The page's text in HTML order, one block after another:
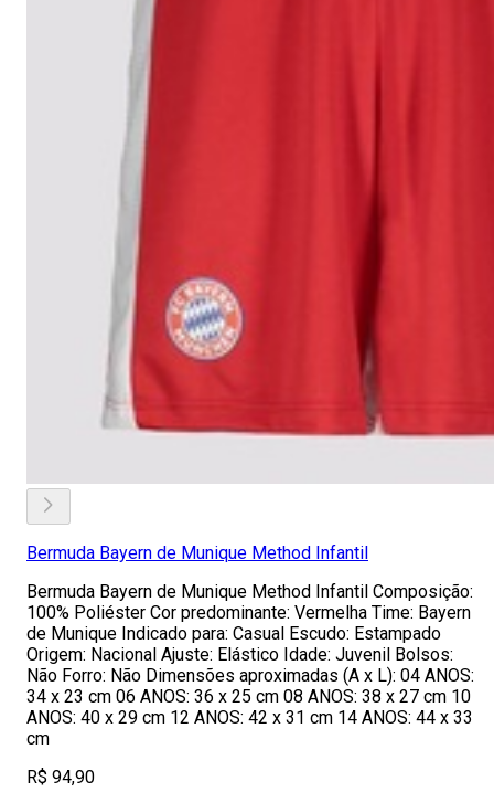
Bermuda Bayern de Munique Method Infantil
Bermuda Bayern de Munique Method Infantil Composição:
100% Poliéster Cor predominante: Vermelha Time: Bayern
de Munique Indicado para: Casual Escudo: Estampado
Origem: Nacional Ajuste: Elástico Idade: Juvenil Bolsos:
Não Forro: Não Dimensões aproximadas (A x L): 04 ANOS:
34 x 23 cm 06 ANOS: 36 x 25 cm 08 ANOS: 38 x 27 cm 10
ANOS: 40 x 29 cm 12 ANOS: 42 x 31 cm 14 ANOS: 44 x 33
cm
R$ 94,90